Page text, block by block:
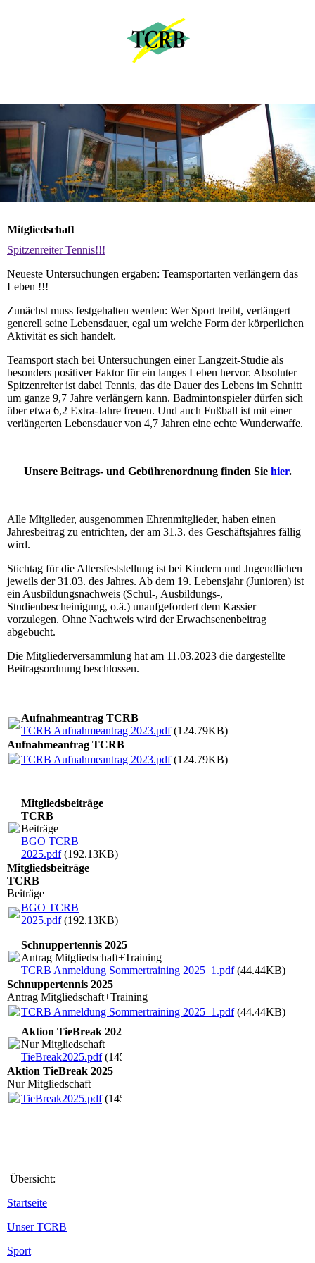
Mitgliedschaft
Spitzenreiter Tennis!!!
Neueste Untersuchungen ergaben: Teamsportarten verlängern das
Leben !!!
Zunächst muss festgehalten werden: Wer Sport treibt, verlängert
generell seine Lebensdauer, egal um welche Form der körperlichen
Aktivität es sich handelt.
Teamsport stach bei Untersuchungen einer Langzeit-Studie als
besonders positiver Faktor für ein langes Leben hervor. Absoluter
Spitzenreiter ist dabei Tennis, das die Dauer des Lebens im Schnitt
um ganze 9,7 Jahre verlängern kann. Badmintonspieler dürfen sich
über etwa 6,2 Extra-Jahre freuen. Und auch Fußball ist mit einer
verlängerten Lebensdauer von 4,7 Jahren eine echte Wunderwaffe.
Unsere Beitrags- und Gebührenordnung finden Sie hier.
Alle Mitglieder, ausgenommen Ehrenmitglieder, haben einen
Jahresbeitrag zu entrichten, der am 31.3. des Geschäftsjahres fällig
wird.
Stichtag für die Altersfeststellung ist bei Kindern und Jugendlichen
jeweils der 31.03. des Jahres. Ab dem 19. Lebensjahr (Junioren) ist
ein Ausbildungsnachweis (Schul-, Ausbildungs-,
Studienbescheinigung, o.ä.) unaufgefordert dem Kassier
vorzulegen. Ohne Nachweis wird der Erwachsenenbeitrag
abgebucht.
Die Mitgliederversammlung hat am 11.03.2023 die dargestellte
Beitragsordnung beschlossen.
Aufnahmeantrag TCRB
TCRB Aufnahmeantrag 2023.pdf(124.79KB)
Aufnahmeantrag TCRB
TCRB Aufnahmeantrag 2023.pdf(124.79KB)
Mitgliedsbeiträge
TCRB
Beiträge
BGO TCRB
2025.pdf(192.13KB)
Mitgliedsbeiträge
TCRB
Beiträge
BGO TCRB
2025.pdf(192.13KB)
Schnuppertennis 2025
Antrag Mitgliedschaft+Training
TCRB Anmeldung Sommertraining 2025_1.pdf(44.44KB)
Schnuppertennis 2025
Antrag Mitgliedschaft+Training
TCRB Anmeldung Sommertraining 2025_1.pdf(44.44KB)
Aktion TieBreak 2025
Nur Mitgliedschaft
TieBreak2025.pdf(145.86KB)
Aktion TieBreak 2025
Nur Mitgliedschaft
TieBreak2025.pdf(145.86KB)
Übersicht:
Startseite
Unser TCRB
Sport